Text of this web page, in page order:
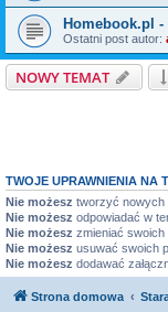
Homebook.pl
Ostatni post autor:
NOWY TEMAT
TWOJE UPRAWNIENIA NA
Nie możesz tworzyć nowych
Nie możesz odpowiadać w
Nie możesz zmieniać swoich
Nie możesz usuwać swoich
Nie możesz dodawać
Strona domowa